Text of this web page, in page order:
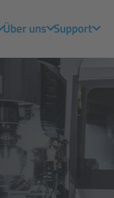
Über uns Support